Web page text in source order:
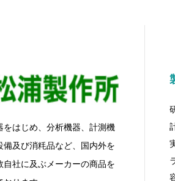
をはじめ、分析機器、計測機
備及び消粍品など、国内外を
自社に及ぶメーカーの商品を